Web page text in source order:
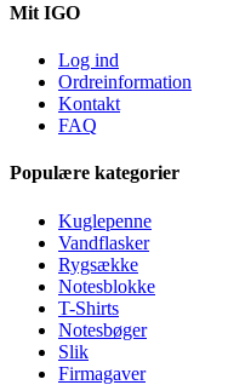
Mit IGO
Log ind
Ordreinformation
Kontakt
FAQ
Populære kategorier
Kuglepenne
Vandflasker
Rygsække
Notesblokke
T-Shirts
Notesbøger
Slik
Firmagaver